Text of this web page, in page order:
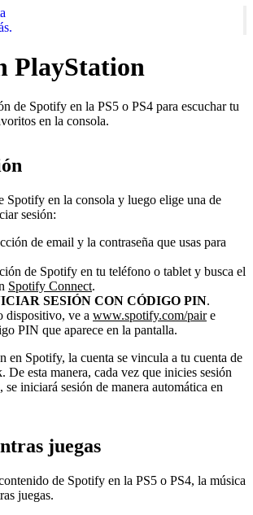
PlayStation
de Spotify en la PS5 o PS4 para escuchar tu
en la consola.
Spotify en la consola y luego elige una de
sesión:
de email y la contraseña que usas para
de Spotify en tu teléfono o tablet y busca el
Spotify Connect.
SESIÓN CON CÓDIGO PIN.
dispositivo, ve a www.spotify.com/paire
PIN que aparece en la pantalla.
en Spotify, la cuenta se vincula a tu cuenta de
esta manera, cada vez que inicies sesión
se iniciará sesión de manera automática en
juegas
de Spotify en la PS5 o PS4, la música
juegas.